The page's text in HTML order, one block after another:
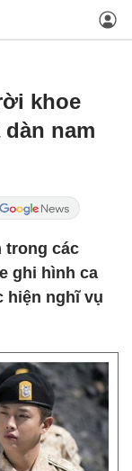
khoe
nam
trong các
ghi hình ca
hiện nghĩ vụ